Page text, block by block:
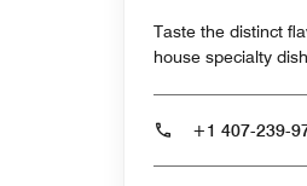
Taste the distinct
house specialty
+1 407-239-